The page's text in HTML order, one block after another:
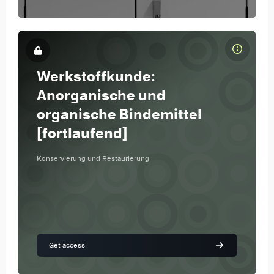
Kursbild Werkstoffkunde: Anorganische und organische
Kursbild
Kursname
Werkstoffkunde:
Anorganische und
organische Bindemittel
[fortlaufend]
Konservierung und Restaurierung
Get access